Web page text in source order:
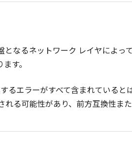
なるネットワーク レイヤによっ
す。
るエラーがすべて含まれていると
れる可能性があり、前方互換性ま